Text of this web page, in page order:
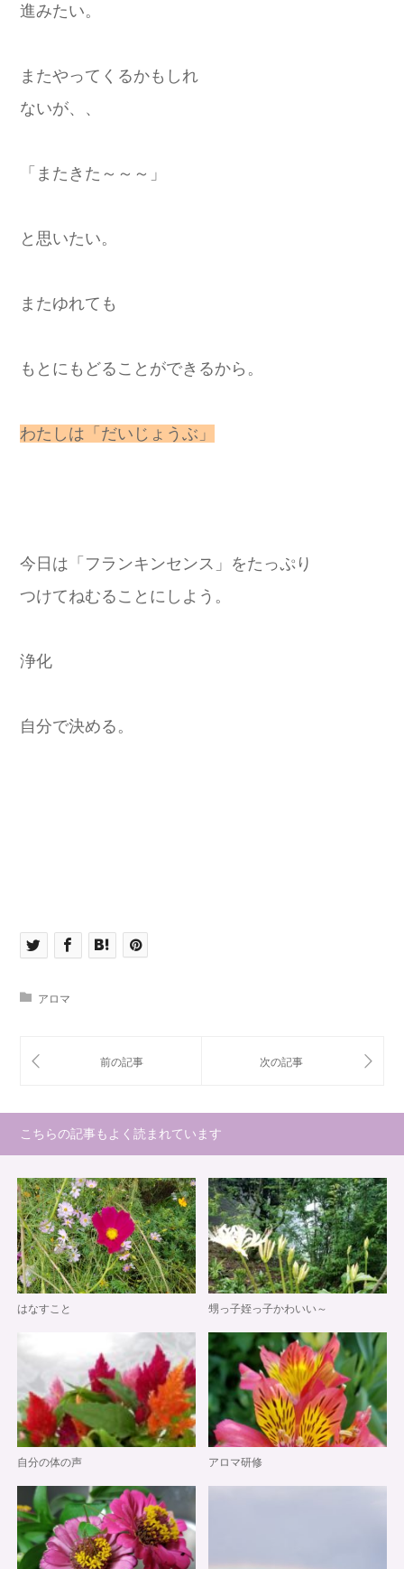
進みたい。
またやってくるかもしれ
ないが、、
「またきた～～～」
と思いたい。
またゆれても
もとにもどることができるから。
わたしは「だいじょうぶ」
今日は「フランキンセンス」をたっぷり
つけてねむることにしよう。
浄化
自分で決める。
アロマ
こちらの記事もよく読まれています
はなすこと 甥っ子姪っ子かわいい～
自分の体の声 アロマ研修